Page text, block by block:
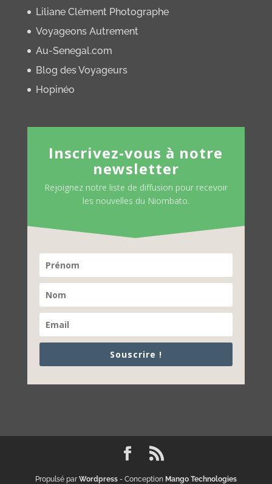
Liliane Clément Photographe
Voyageons Autrement
Au-Senegal.com
Blog des Voyageurs
Hopinéo
Inscrivez-vous à notre
newsletter
Rejoignez notre liste de diffusion pour recevoir
les nouvelles du Niombato.
Souscrire !
Propulsé parWordpress- Conception Mango Technologies